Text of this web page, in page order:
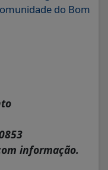
do Bom
informação.